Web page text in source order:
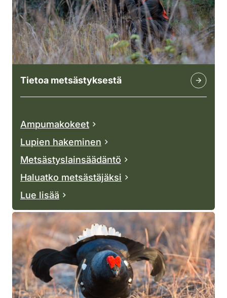
Tietoa metsästyksestä
Ampumakokeet
Lupien hakeminen
Metsästyslainsäädäntö
Haluatko metsästäjäksi
Lue lisää